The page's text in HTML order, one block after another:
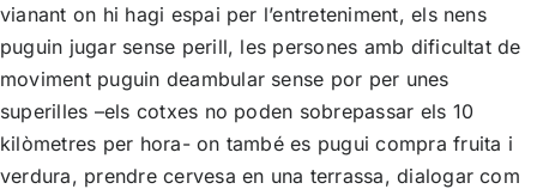
vianant on hi hagi espai per l’entreteniment, els nens
puguin jugar sense perill, les persones amb dificultat de
moviment puguin deambular sense por per unes
superilles –els cotxes no poden sobrepassar els 10
kilòmetres per hora- on també es pugui compra fruita i
verdura, prendre cervesa en una terrassa, dialogar com